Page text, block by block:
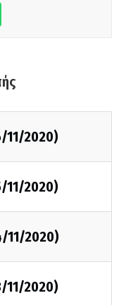
11/2020)
11/2020)
11/2020)
11/2020)